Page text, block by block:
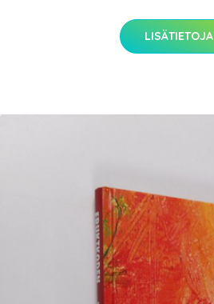
LISÄTIETOJA